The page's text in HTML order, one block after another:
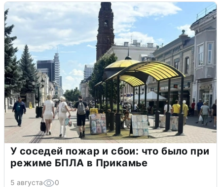
У соседей пожар и сбои: что было при
режиме БПЛА в Прикамье
5 августа 0